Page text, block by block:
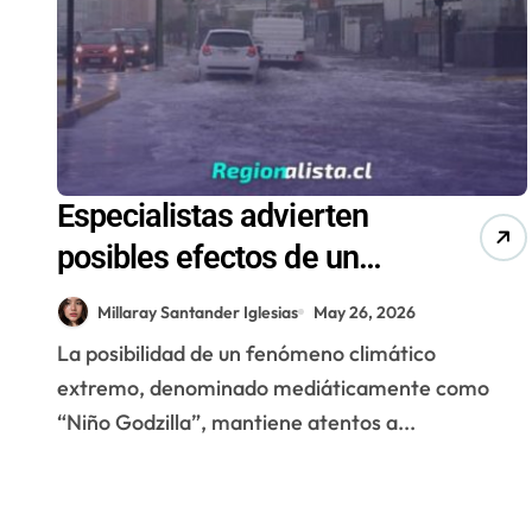
Especialistas advierten
posibles efectos de un
eventual “Niño Godzilla” en
Antofagasta
Millaray Santander Iglesias May 26, 2026
La posibilidad de un fenómeno climático
extremo, denominado mediáticamente como
“Niño Godzilla”, mantiene atentos a...